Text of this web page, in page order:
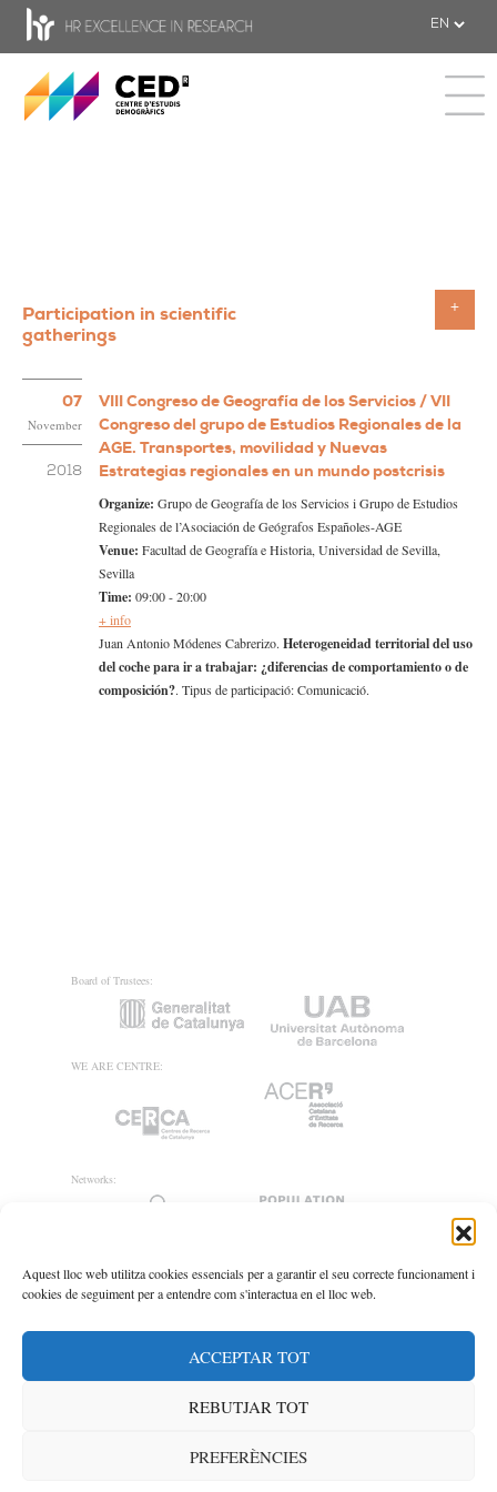
Aquest lloc web utilitza cookies essencials per a garantir el seu correcte funcionament i
cookies de seguiment per a entendre com s'interactua en el lloc web.
ACCEPTAR TOT
REBUTJAR TOT
PREFERÈNCIES
CED - Center for Demographic
Participation in scientific
gatherings
07
November
2018
VIII Congreso de Geografía de los Servicios / VII
Congreso del grupo de Estudios Regionales de la
AGE. Transportes, movilidad y Nuevas
Estrategias regionales en un mundo postcrisis
Organize: Grupo de Geografía de los Servicios i Grupo de Estudios
Regionales de l’Asociación de Geógrafos Españoles-AGE
Venue: Facultad de Geografía e Historia, Universidad de Sevilla,
Sevilla
Time: 09:00 - 20:00
+ info
Juan Antonio Módenes Cabrerizo. Heterogeneidad territorial del uso
del coche para ir a trabajar: ¿diferencias de comportamiento o de
composición?. Tipus de participació: Comunicació.
Board of Trustees:
WE ARE CENTRE:
Networks: